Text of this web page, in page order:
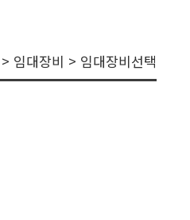
임대장비 > 임대장비선택